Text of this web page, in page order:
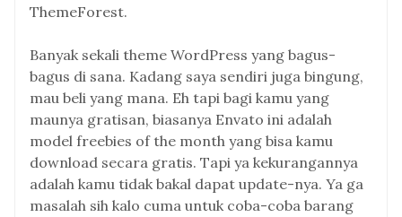
ThemeForest.
Banyak sekali theme WordPress yang bagus-
bagus di sana. Kadang saya sendiri juga bingung,
mau beli yang mana. Eh tapi bagi kamu yang
maunya gratisan, biasanya Envato ini adalah
model freebies of the month yang bisa kamu
download secara gratis. Tapi ya kekurangannya
adalah kamu tidak bakal dapat update-nya. Ya ga
masalah sih kalo cuma untuk coba-coba barang